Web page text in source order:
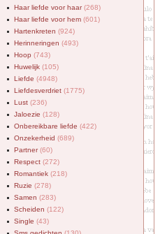
Haar liefde voor haar(268)
Haar liefde voor hem (601)
Hartenkreten (924)
Herinneringen (493)
Hoop (743)
Huwelijk (105)
Liefde (4948)
Liefdesverdriet (1775)
Lust (236)
Jaloezie (128)
Onbereikbare liefde (422)
Onzekerheid (689)
Partner(60)
Respect (272)
Romantiek (218)
Ruzie (278)
Samen (283)
Scheiden (122)
Single (43)